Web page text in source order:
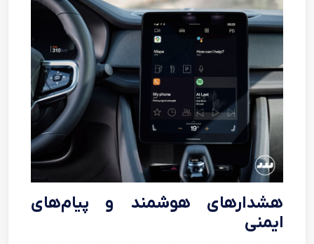
هشدارهای هوشمند و پیام‌های
ایمنی